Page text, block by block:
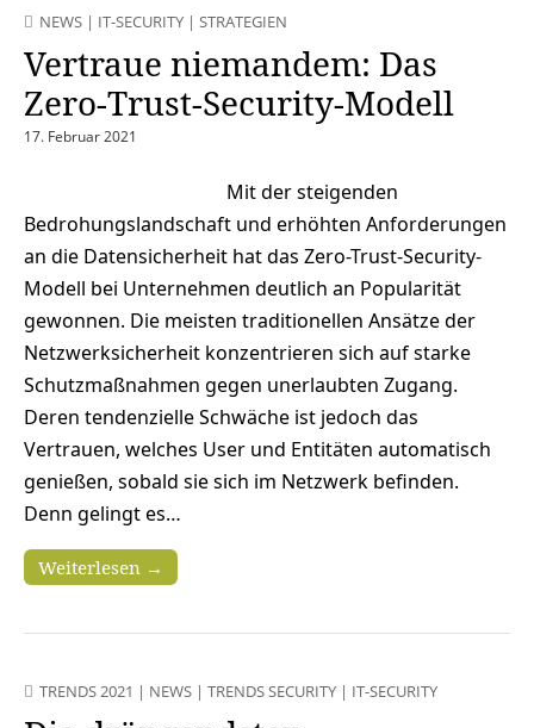
NEWS | IT-SECURITY | STRATEGIEN
Vertraue niemandem: Das
Zero-Trust-Security-Modell
17. Februar 2021
Mit der steigenden
Bedrohungslandschaft und erhöhten Anforderungen
an die Datensicherheit hat das Zero-Trust-Security-
Modell bei Unternehmen deutlich an Popularität
gewonnen. Die meisten traditionellen Ansätze der
Netzwerksicherheit konzentrieren sich auf starke
Schutzmaßnahmen gegen unerlaubten Zugang.
Deren tendenzielle Schwäche ist jedoch das
Vertrauen, welches User und Entitäten automatisch
genießen, sobald sie sich im Netzwerk befinden.
Denn gelingt es…
Weiterlesen →
TRENDS 2021 | NEWS | TRENDS SECURITY | IT-SECURITY